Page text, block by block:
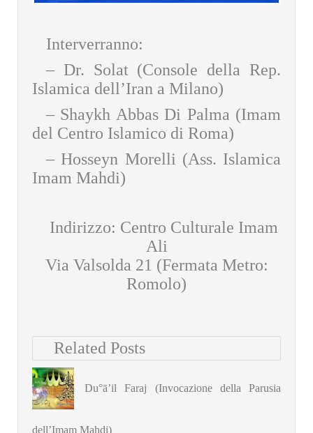
Interverranno:
– Dr. Solat (Console della Rep.
Islamica dell’Iran a Milano)
– Shaykh Abbas Di Palma (Imam
del Centro Islamico di Roma)
– Hosseyn Morelli (Ass. Islamica
Imam Mahdi)
Indirizzo: Centro Culturale Imam
Ali
Via Valsolda 21 (Fermata Metro:
Romolo)
Related Posts
Du°ā’il Faraj (Invocazione della Parusia
dell’Imam Mahdi)